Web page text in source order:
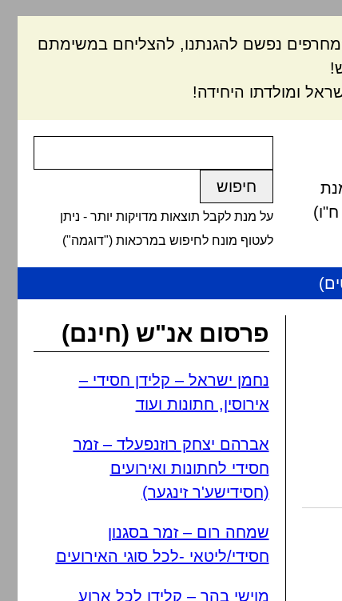
נפשם להגנתנו, להצליחם במשימתם
ומולדתו היחידה!
על מנת לקבל תוצאות מדויקות יותר - ניתן
לעטוף מונח לחיפוש במרכאות ("דוגמה")
פרסום אנ"ש (חינם)
נחמן ישראל – קלידן חסידי –
אירוסין, חתונות ועוד
אברהם יצחק רוזנפעלד – זמר
חסידי לחתונות ואירועים
(חסידישע'ר זינגער)
שמחה רום – זמר בסגנון
חסידי/ליטאי -לכל סוגי האירועים
מוישי בהר – קלידן לכל ארוע